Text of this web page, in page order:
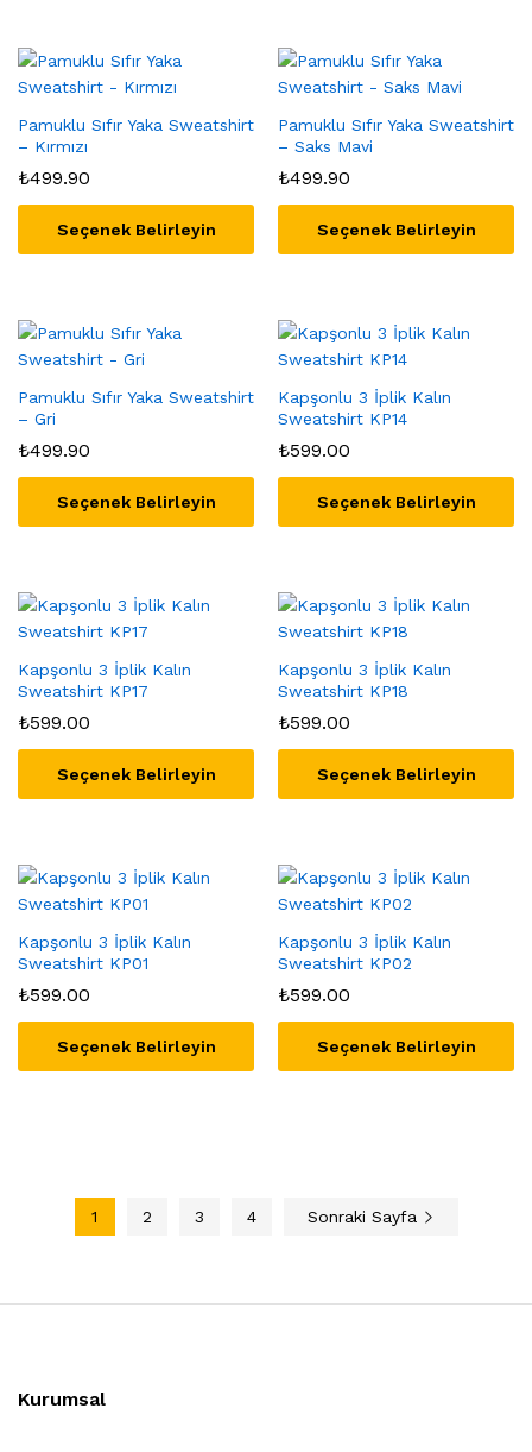
birden
fazla
varyasyonu
var.
Seçenekler
ürün
sayfasından
seçilebilir
birden
fazla
varyasyonu
var.
Seçenekler
ürün
sayfasından
seçilebilir
Pamuklu Sıfır Yaka Sweatshirt
– Kırmızı
₺499.90
Seçenek Belirleyin
birden
fazla
varyasyonu
var.
Seçenekler
ürün
sayfasından
seçilebilir
Pamuklu Sıfır Yaka Sweatshirt
– Saks Mavi
₺499.90
Seçenek Belirleyin
birden
fazla
varyasyonu
var.
Seçenekler
ürün
sayfasından
seçilebilir
Pamuklu Sıfır Yaka Sweatshirt
– Gri
₺499.90
Seçenek Belirleyin
birden
fazla
varyasyonu
var.
Seçenekler
ürün
sayfasından
seçilebilir
Kapşonlu 3 İplik Kalın
Sweatshirt KP14
₺599.00
Seçenek Belirleyin
birden
fazla
varyasyonu
var.
Seçenekler
ürün
sayfasından
seçilebilir
Kapşonlu 3 İplik Kalın
Sweatshirt KP17
₺599.00
Seçenek Belirleyin
birden
fazla
varyasyonu
var.
Seçenekler
ürün
sayfasından
seçilebilir
Kapşonlu 3 İplik Kalın
Sweatshirt KP18
₺599.00
Seçenek Belirleyin
birden
fazla
varyasyonu
var.
Seçenekler
ürün
sayfasından
seçilebilir
Kapşonlu 3 İplik Kalın
Sweatshirt KP01
₺599.00
Seçenek Belirleyin
Seçenekler
Kapşonlu 3 İplik Kalın
Sweatshirt KP02
₺599.00
Seçenek Belirleyin
1 2 3 4 Sonraki Sayfa
Kurumsal